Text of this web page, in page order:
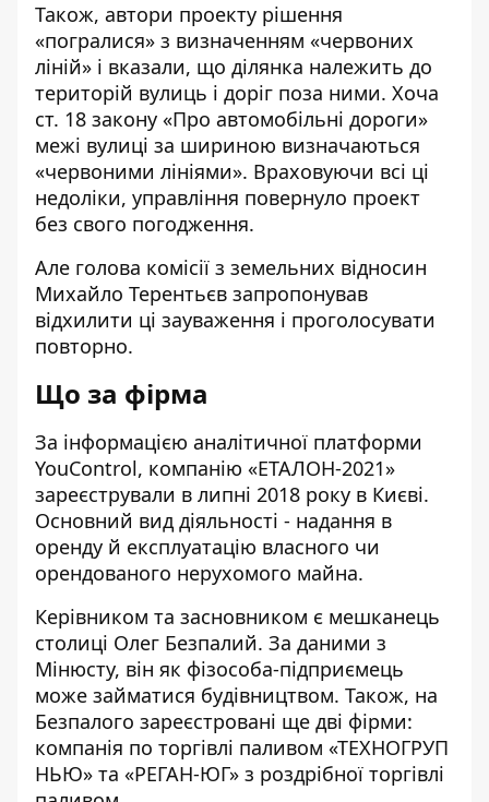
Також, автори проекту рішення
«погралися» з визначенням «червоних
ліній» і вказали, що ділянка належить до
територій вулиць і доріг поза ними. Хоча
ст. 18 закону «Про автомобільні дороги»
межі вулиці за шириною визначаються
«червоними лініями». Враховуючи всі ці
недоліки, управління повернуло проект
без свого погодження.
Але голова комісії з земельних відносин
Михайло Терентьєв запропонував
відхилити ці зауваження і проголосувати
повторно.
Що за фірма
За інформацією аналітичної платформи
YouControl, компанію «ЕТАЛОН-2021»
зареєстрували в липні 2018 року в Києві.
Основний вид діяльності - надання в
оренду й експлуатацію власного чи
орендованого нерухомого майна.
Керівником та засновником є мешканець
столиці Олег Безпалий. За даними з
Мінюсту, він як фізособа-підприємець
може займатися будівництвом. Також, на
Безпалого зареєстровані ще дві фірми:
компанія по торгівлі паливом «ТЕХНОГРУП
НЬЮ» та «РЕГАН-ЮГ» з роздрібної торгівлі